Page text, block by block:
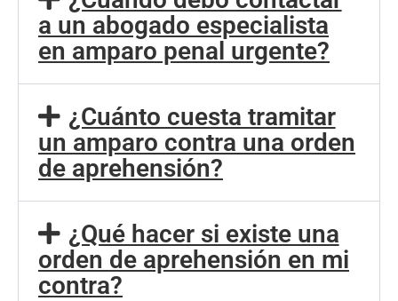
a un abogado especialista
en amparo penal urgente?
¿Cuánto cuesta tramitar
un amparo contra una orden
de aprehensión?
¿Qué hacer si existe una
orden de aprehensión en mi
contra?